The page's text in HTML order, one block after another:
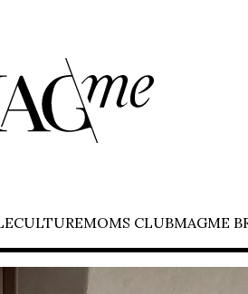
CULTUREMOMS CLUBMAGME